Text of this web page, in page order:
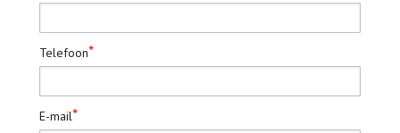
Telefoon*
E-mail*